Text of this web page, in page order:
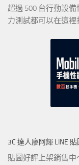
超過 500 台行動設
力測試都可以在這裡
3C 達人廖阿輝 LINE 貼
貼圖好評上架銷售中